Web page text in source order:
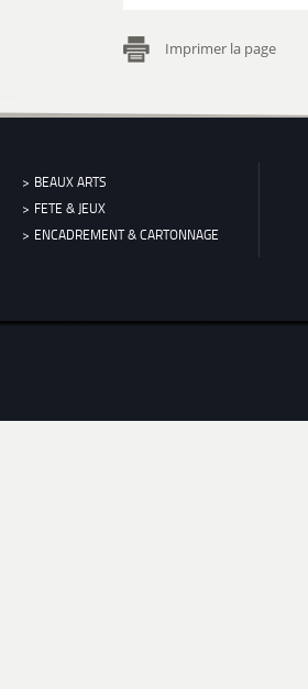
Imprimer la page
BEAUX ARTS
FETE & JEUX
ENCADREMENT & CARTONNAGE